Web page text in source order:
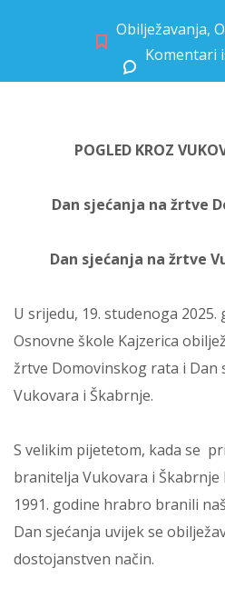
Obilježavanja,
Komentari
POGLED KROZ
Dan sjećanja na žrtve
Dan sjećanja na žrtve
U srijedu, 19. studenoga
Osnovne škole Kajzerica
žrtve Domovinskog rata i Dan
Vukovara i Škabrnje.
S velikim pijetetom, kada se
branitelja Vukovara i Škabrnje
1991. godine hrabro branili
Dan sjećanja uvijek se
dostojanstven način.